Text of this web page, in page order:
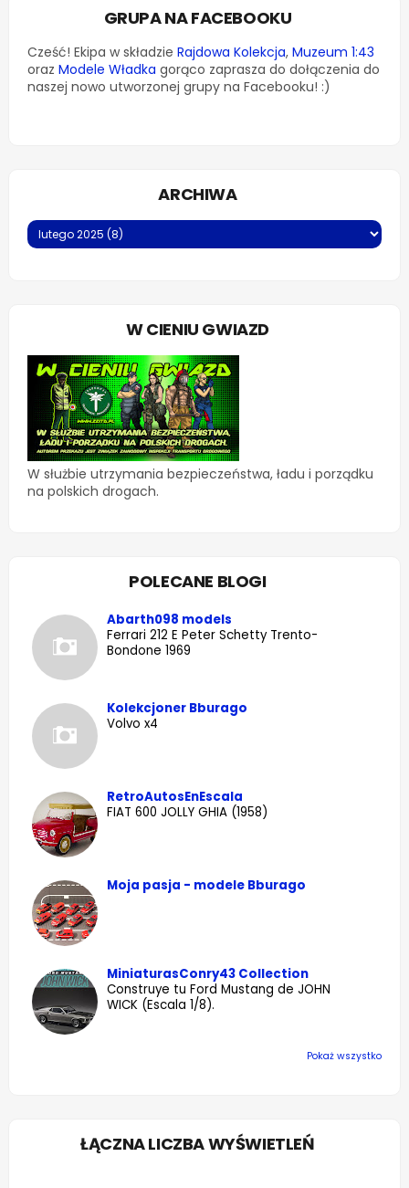
GRUPA NA FACEBOOKU
Cześć! Ekipa w składzie Rajdowa Kolekcja, Muzeum 1:43
oraz Modele Władka gorąco zaprasza do dołączenia do
naszej nowo utworzonej grupy na Facebooku! :)
ARCHIWA
W CIENIU GWIAZD
W służbie utrzymania bezpieczeństwa, ładu i porządku
na polskich drogach.
POLECANE BLOGI
Abarth098 models
Ferrari 212 E Peter Schetty Trento-
Bondone 1969
Kolekcjoner Bburago
Volvo x4
RetroAutosEnEscala
FIAT 600 JOLLY GHIA (1958)
Moja pasja - modele Bburago
MiniaturasConry43 Collection
Construye tu Ford Mustang de JOHN
WICK (Escala 1/8).
Pokaż wszystko
ŁĄCZNA LICZBA WYŚWIETLEŃ